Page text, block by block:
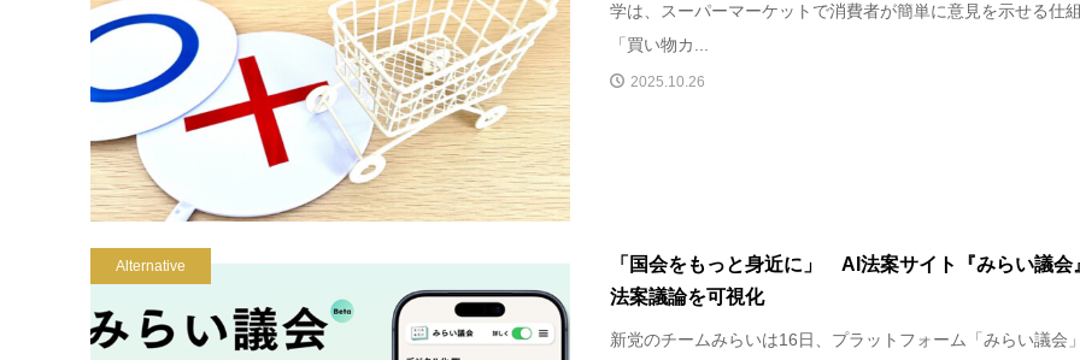
学は、スーパーマーケットで消費者が簡単に意見を示せる仕
「買い物カ...
2025.10.26
Alternative
「国会をもっと身近に」 AI法案サイト『みらい議会
法案議論を可視化
新党のチームみらいは16日、プラットフォーム「みらい議会